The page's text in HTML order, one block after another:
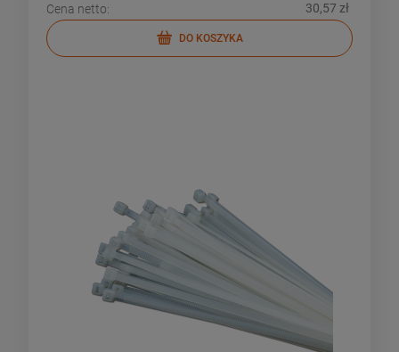
Cena netto: 30,57 zł
DO KOSZYKA